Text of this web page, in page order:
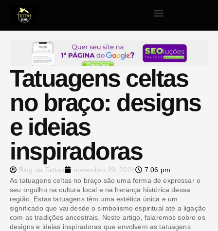
Tatuagens celtas
no braço: designs
e ideias
inspiradoras
Blog da Tattoo novembro 20, 2024
7:06 pm
As tatuagens celtas no braço são uma forma de expressar o
seu orgulho na cultura local e na herança histórica dessa
região. Estas tatuagens têm uma estética única e um
significado que vai desde o simbolismo espiritual até a ligação
com as tradições ancestrais. Neste artigo, falaremos sobre os
designs e ideias inspiradoras que envolvem as tatuagens